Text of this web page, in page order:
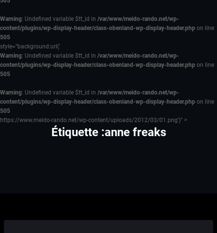
Warning: Undefined variable $tt_id in /var/www/meido-rando.net/wp-
content/plugins/wp-display-header/class-obenland-wp-display-header.php on line
505
style="background:url('
Warning: Undefined variable $tt_id in /var/www/meido-rando.net/wp-
content/plugins/wp-display-header/class-obenland-wp-display-header.php on line
505
Warning: Undefined variable $tt_id in /var/www/meido-rando.net/wp-
content/plugins/wp-display-header/class-obenland-wp-display-header.php on line
505
https://www.meido-rando.net/wp-content/uploads/2012/03/01.png')" >
Étiquette :anne freaks